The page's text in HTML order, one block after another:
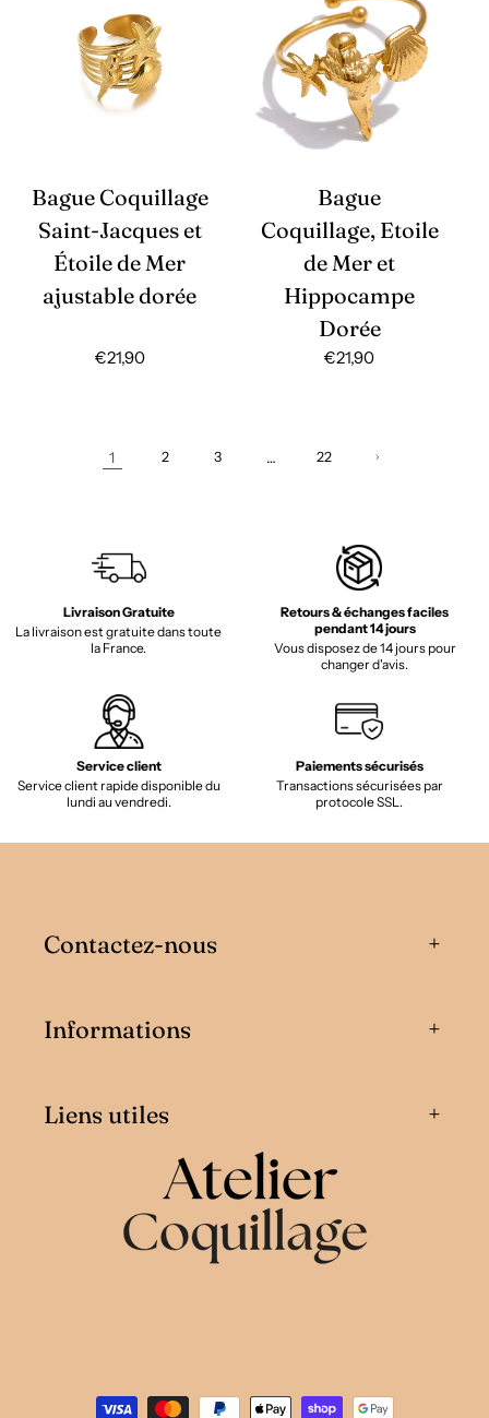
Bague Coquillage
Saint-Jacques et
Étoile de Mer
ajustable dorée
Prix
€21,90
Bague
Coquillage, Etoile
de Mer et
Hippocampe
Dorée
Prix
€21,90
1 2 3 … 22
Livraison Gratuite
La livraison est gratuite dans toute
la France.
Retours & échanges faciles
pendant 14 jours
Vous disposez de 14 jours pour
changer d'avis.
Service client
Service client rapide disponible du
lundi au vendredi.
Paiements sécurisés
Transactions sécurisées par
protocole SSL.
Contactez-nous
Informations
Liens utiles
de